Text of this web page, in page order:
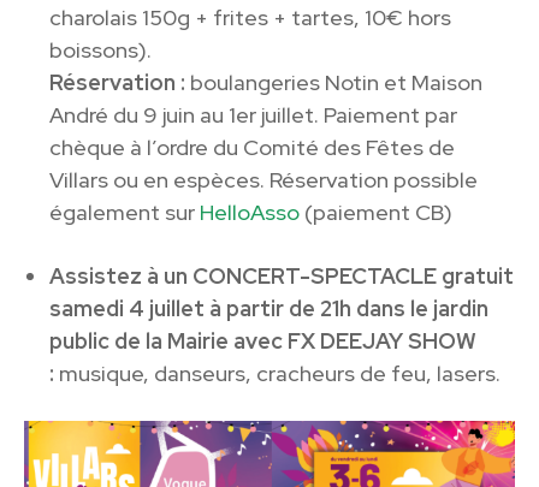
charolais 150g + frites + tartes, 10€ hors
boissons).
Réservation : boulangeries Notin et Maison
André du 9 juin au 1er juillet. Paiement par
chèque à l’ordre du Comité des Fêtes de
Villars ou en espèces. Réservation possible
également sur HelloAsso (paiement CB)
Assistez à un CONCERT-SPECTACLE gratuit
samedi 4 juillet à partir de 21h dans le jardin
public de la Mairie avec FX DEEJAY SHOW
: musique, danseurs, cracheurs de feu, lasers.